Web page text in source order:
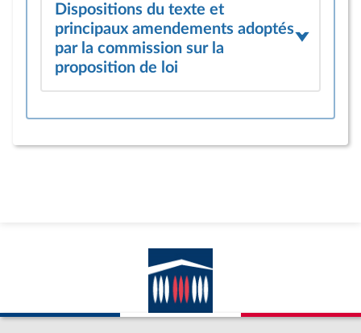
Dispositions du texte et
principaux amendements adoptés
par la commission sur la
proposition de loi